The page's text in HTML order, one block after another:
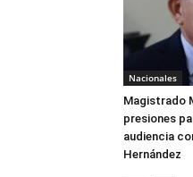
Nacionales
Magistrado
presiones
audiencia
Hernández